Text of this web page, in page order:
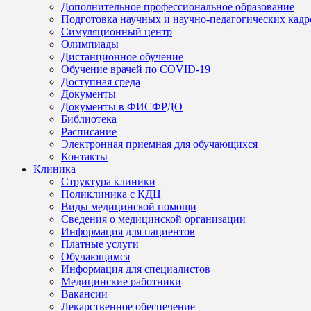
Дополнительное профессиональное образование
Подготовка научных и научно-педагогических
Симуляционный центр
Олимпиады
Дистанционное обучение
Обучение врачей по COVID-19
Доступная среда
Документы
Документы в ФИСФРДО
Библиотека
Расписание
Электронная приемная для обучающихся
Контакты
Клиника
Структура клиники
Поликлиника с КДЦ
Виды медицинской помощи
Сведения о медицинской организации
Информация для пациентов
Платные услуги
Обучающимся
Информация для специалистов
Медицинские работники
Вакансии
Лекарственное обеспечение